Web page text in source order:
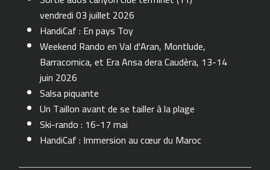
vendredi 03 juillet 2026
HandiCaf : En pays Toy
Weekend Rando en Val d'Aran, Montlude,
Barracomica, et Era Ansa dera Caudèra, 13-14
juin 2026
Salsa piquante
Un Taillon avant de se tailler à la plage
Ski-rando : 16-17 mai
HandiCaf : Immersion au cœur du Maroc